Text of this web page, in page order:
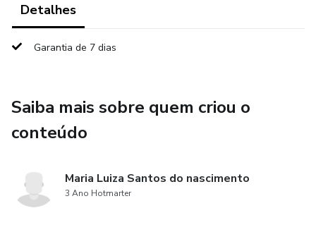
Detalhes
Garantia de 7 dias
Saiba mais sobre quem criou o
conteúdo
Maria Luiza Santos do nascimento
3 Ano Hotmarter